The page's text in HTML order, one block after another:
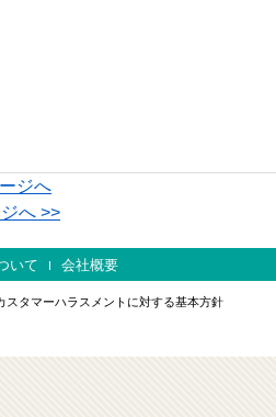
ジへ
へ >>
いて 会社概要
スタマーハラスメントに対する基本方針